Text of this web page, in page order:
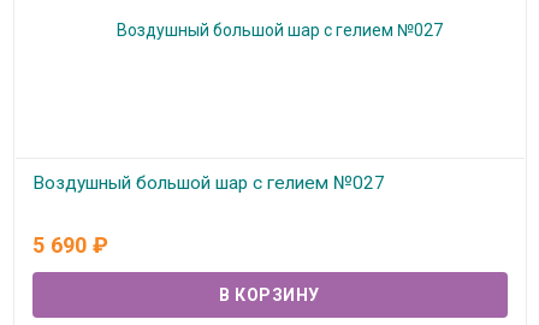
Воздушный большой шар с гелием №027
5 690 ₽